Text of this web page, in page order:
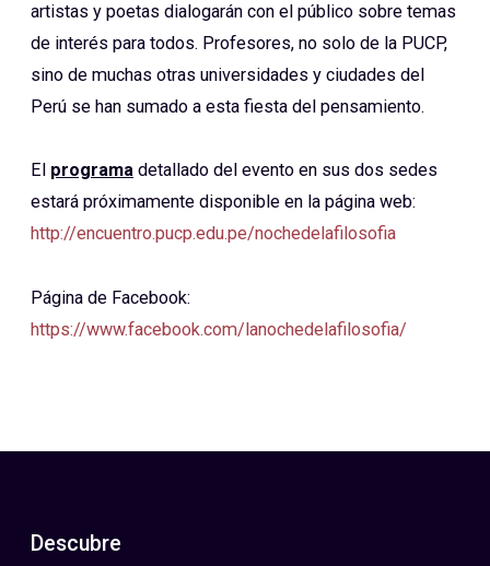
artistas y poetas dialogarán con el público sobre temas
de interés para todos. Profesores, no solo de la PUCP,
sino de muchas otras universidades y ciudades del
Perú se han sumado a esta fiesta del pensamiento.
El programa detallado del evento en sus dos sedes
estará próximamente disponible en la página web:
http://encuentro.pucp.edu.pe/nochedelafilosofia
Página de Facebook:
https://www.facebook.com/lanochedelafilosofia/
Descubre